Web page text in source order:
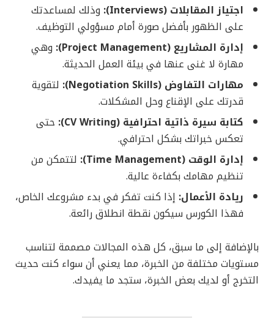
اجتياز المقابلات (Interviews):
وذلك لمساعدتك
على الظهور بأفضل صورة أمام مسؤولي التوظيف.
إدارة المشاريع (Project Management):
وهي
مهارة لا غنى عنها في بيئة العمل الحديثة.
مهارات التفاوض (Negotiation Skills):
لتقوية
قدرتك على الإقناع وحل المشكلات.
كتابة سيرة ذاتية احترافية (CV Writing):
حتى
تعكس خبراتك بشكل احترافي.
إدارة الوقت (Time Management):
لتتمكن من
تنظيم مهامك بكفاءة عالية.
ريادة الأعمال: إذا كنت تفكر في بدء مشروعك الخاص،
فهذا الكورس سيكون نقطة انطلاق رائعة.
بالإضافة إلى ما سبق، كل هذه المجالات مصممة لتناسب
مستويات مختلفة من الخبرة، مما يعني أن سواء كنت حديث
التخرج أو لديك بعض الخبرة، ستجد ما يفيدك.